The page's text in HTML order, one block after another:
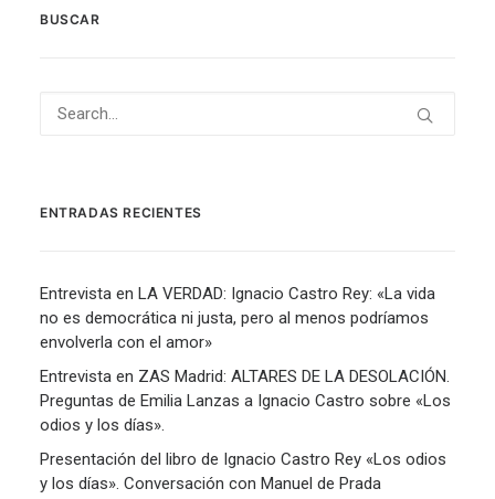
BUSCAR
ENTRADAS RECIENTES
Entrevista en LA VERDAD: Ignacio Castro Rey: «La vida
no es democrática ni justa, pero al menos podríamos
envolverla con el amor»
Entrevista en ZAS Madrid: ALTARES DE LA DESOLACIÓN.
Preguntas de Emilia Lanzas a Ignacio Castro sobre «Los
odios y los días».
Presentación del libro de Ignacio Castro Rey «Los odios
y los días». Conversación con Manuel de Prada